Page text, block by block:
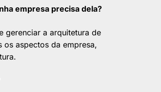
empresa precisa dela?
gerenciar a arquitetura de
os aspectos da empresa,